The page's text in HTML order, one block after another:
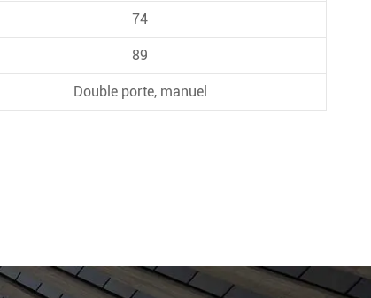
74
89
Double porte, manuel